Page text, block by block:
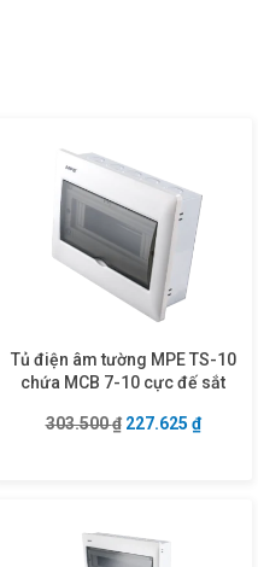
là: 469.275 ₫.
Tủ điện âm tường MPE TS-10
chứa MCB 7-10 cực đế sắt
303.500₫ Giá gốc là:
227.625 ₫Giá